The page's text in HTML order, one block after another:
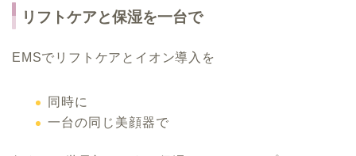
リフトケアと保湿を一台で
EMSでリフトケアとイオン導入を
同時に
一台の同じ美顔器で